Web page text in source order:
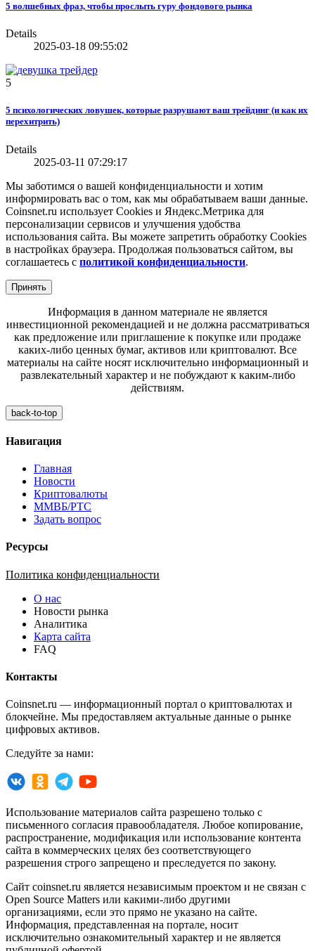
5 волшебных фраз, чтобы прослыть гуру фондового рынка
Details
2025-03-18 09:55:02
5
5 психологических ловушек, которые разрушают ваш трейдинг (и как их
перехитрить)
Details
2025-03-11 07:29:17
Мы заботимся о вашей конфиденциальности и хотим
информировать вас о том, как мы обрабатываем ваши данные.
Coinsnet.ru использует Cookies и Яндекс.Метрика для
персонализации сервисов и улучшения удобства
использования сайта. Вы можете запретить обработку Cookies
в настройках браузера. Продолжая пользоваться сайтом, вы
соглашаетесь с политикой конфиденциальности.
Принять
Информация в данном материале не является
инвестиционной рекомендацией и не должна рассматриваться
как предложение или приглашение к покупке или продаже
каких-либо ценных бумаг, активов или криптовалют. Все
материалы на сайте носят исключительно информационный и
развлекательный характер и не побуждают к каким-либо
действиям.
back-to-top
Навигация
Главная
Новости
Криптовалюты
ММВБ/РТС
Задать вопрос
Ресурсы
Политика конфиденциальности
О нас
Новости рынка
Аналитика
Карта сайта
FAQ
Контакты
Coinsnet.ru — информационный портал о криптовалютах и
блокчейне. Мы предоставляем актуальные данные о рынке
цифровых активов.
Следуйте за нами:
Использование материалов сайта разрешено только с
письменного согласия правообладателя. Любое копирование,
распространение, модификация или использование контента
сайта в коммерческих целях без соответствующего
разрешения строго запрещено и преследуется по закону.
Сайт coinsnet.ru является независимым проектом и не связан с
Open Source Matters или какими-либо другими
организациями, если это прямо не указано на сайте.
Информация, представленная на портале, носит
исключительно ознакомительный характер и не является